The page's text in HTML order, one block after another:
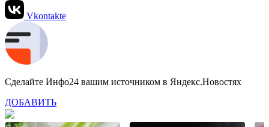
Vkontakte
Сделайте Инфо24 вашим источником в Яндекс.Новостях
ДОБАВИТЬ